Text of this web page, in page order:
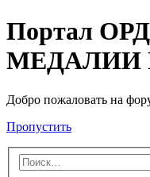
Портал
МЕДАЛИИ
Добро пожаловать на
Пропустить